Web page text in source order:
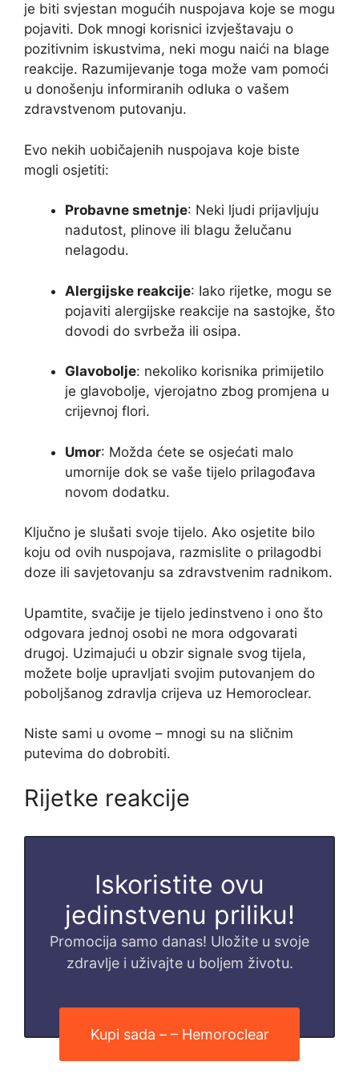
je biti svjestan mogućih nuspojava koje se mogu
pojaviti. Dok mnogi korisnici izvještavaju o
pozitivnim iskustvima, neki mogu naići na blage
reakcije. Razumijevanje toga može vam pomoći
u donošenju informiranih odluka o vašem
zdravstvenom putovanju.
Evo nekih uobičajenih nuspojava koje biste
mogli osjetiti:
Probavne smetnje: Neki ljudi prijavljuju
nadutost, plinove ili blagu želučanu
nelagodu.
Alergijske reakcije: Iako rijetke, mogu se
pojaviti alergijske reakcije na sastojke, što
dovodi do svrbeža ili osipa.
Glavobolje: nekoliko korisnika primijetilo
je glavobolje, vjerojatno zbog promjena u
crijevnoj flori.
Umor: Možda ćete se osjećati malo
umornije dok se vaše tijelo prilagođava
novom dodatku.
Ključno je slušati svoje tijelo. Ako osjetite bilo
koju od ovih nuspojava, razmislite o prilagodbi
doze ili savjetovanju sa zdravstvenim radnikom.
Upamtite, svačije je tijelo jedinstveno i ono što
odgovara jednoj osobi ne mora odgovarati
drugoj. Uzimajući u obzir signale svog tijela,
možete bolje upravljati svojim putovanjem do
poboljšanog zdravlja crijeva uz Hemoroclear.
Niste sami u ovome – mnogi su na sličnim
putevima do dobrobiti.
Rijetke reakcije
Iskoristite ovu
jedinstvenu priliku!
Promocija samo danas! Uložite u svoje
zdravlje i uživajte u boljem životu.
Kupi sada – – Hemoroclear